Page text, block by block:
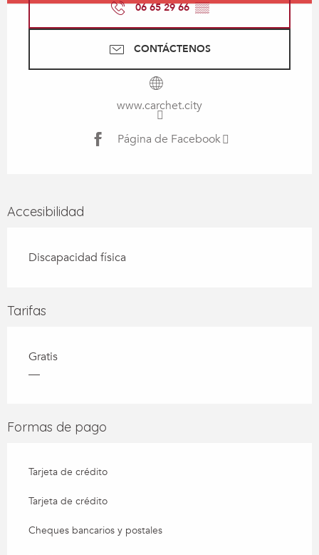
06 65 29 66▒▒
CONTÁCTENOS
www.carchet.city
Página de Facebook
Accesibilidad
Discapacidad física
Tarifas
Gratis
—
Formas de pago
Tarjeta de crédito
Tarjeta de crédito
Cheques bancarios y postales